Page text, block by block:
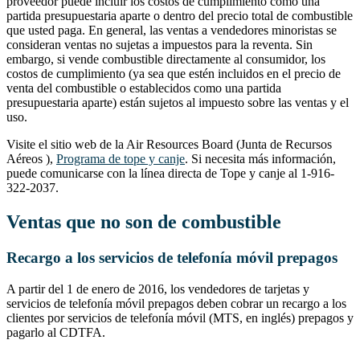
partida presupuestaria aparte o dentro del precio total de combustible
que usted paga. En general, las ventas a vendedores minoristas se
consideran ventas no sujetas a impuestos para la reventa. Sin
embargo, si vende combustible directamente al consumidor, los
costos de cumplimiento (ya sea que estén incluidos en el precio de
venta del combustible o establecidos como una partida
presupuestaria aparte) están sujetos al impuesto sobre las ventas y el
uso.
Visite el sitio web de la Air Resources Board (Junta de Recursos
Aéreos ), Programa de tope y canje. Si necesita más información,
puede comunicarse con la línea directa de Tope y canje al 1-916-
322-2037.
Ventas que no son de combustible
Recargo a los servicios de telefonía móvil prepagos
A partir del 1 de enero de 2016, los vendedores de tarjetas y
servicios de telefonía móvil prepagos deben cobrar un recargo a los
clientes por servicios de telefonía móvil (MTS, en inglés) prepagos y
pagarlo al CDTFA.